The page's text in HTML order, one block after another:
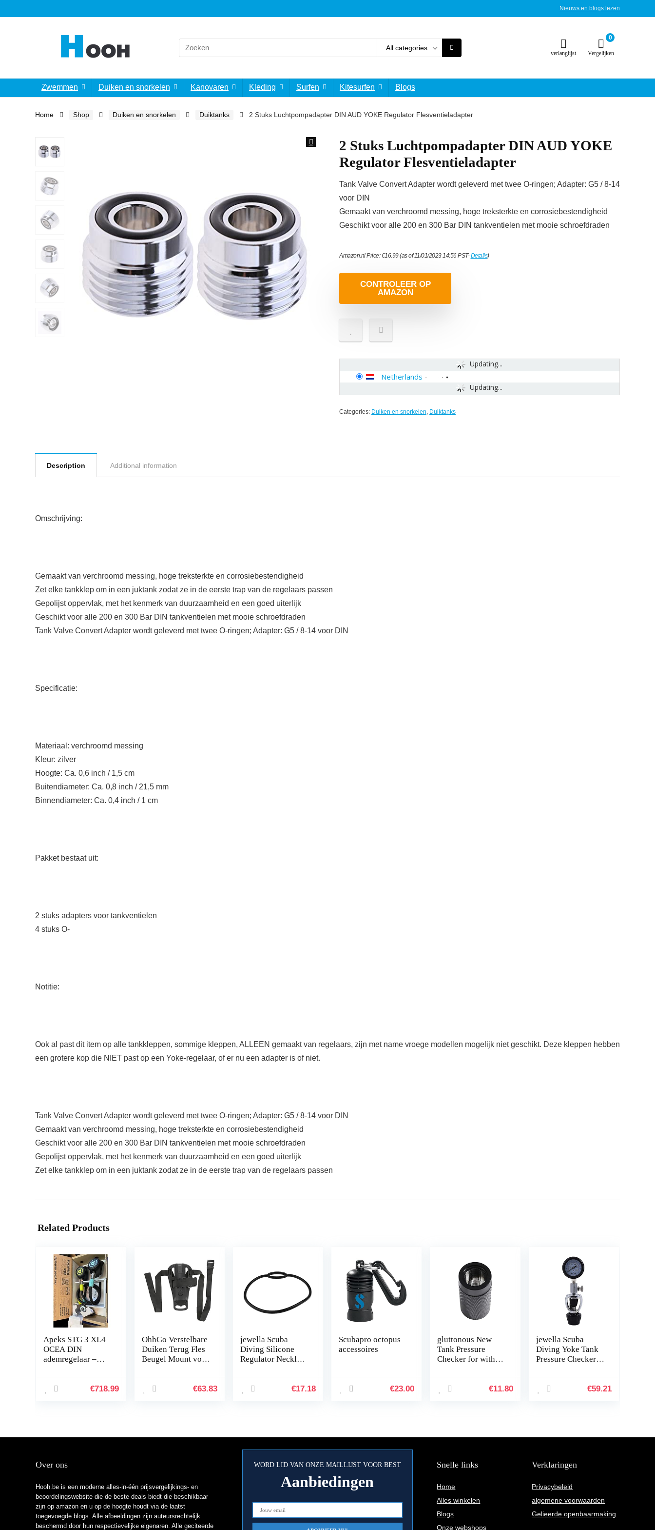
Nieuws en blogs lezen
Search
for:
All categories
verlanglijst
0
Vergelijken
Zwemmen Duiken en snorkelen Kanovaren Kleding Surfen Kitesurfen Blogs
Home Shop Duiken en snorkelen Duiktanks 2 Stuks Luchtpompadapter DIN AUD YOKE Regulator Flesventieladapter
2 Stuks Luchtpompadapter DIN AUD YOKE
Regulator Flesventieladapter
Tank Valve Convert Adapter wordt geleverd met twee O-ringen; Adapter: G5 / 8-14
voor DIN
Gemaakt van verchroomd messing, hoge treksterkte en corrosiebestendigheid
Geschikt voor alle 200 en 300 Bar DIN tankventielen met mooie schroefdraden
Amazon.nl Price:€16.99(as of 11/01/2023 14:56 PST-Details)
CONTROLEER OP
AMAZON
Updating...
Updating...
Netherlands -
Categories: Duiken en snorkelen, Duiktanks
Description Additional information
Omschrijving:
Gemaakt van verchroomd messing, hoge treksterkte en corrosiebestendigheid
Zet elke tankklep om in een juktank zodat ze in de eerste trap van de regelaars passen
Gepolijst oppervlak, met het kenmerk van duurzaamheid en een goed uiterlijk
Geschikt voor alle 200 en 300 Bar DIN tankventielen met mooie schroefdraden
Tank Valve Convert Adapter wordt geleverd met twee O-ringen; Adapter: G5 / 8-14 voor DIN
Specificatie:
Materiaal: verchroomd messing
Kleur: zilver
Hoogte: Ca. 0,6 inch / 1,5 cm
Buitendiameter: Ca. 0,8 inch / 21,5 mm
Binnendiameter: Ca. 0,4 inch / 1 cm
Pakket bestaat uit:
2 stuks adapters voor tankventielen
4 stuks O-
Notitie:
Ook al past dit item op alle tankkleppen, sommige kleppen, ALLEEN gemaakt van regelaars, zijn met name vroege modellen mogelijk niet geschikt. Deze kleppen hebben
een grotere kop die NIET past op een Yoke-regelaar, of er nu een adapter is of niet.
Tank Valve Convert Adapter wordt geleverd met twee O-ringen; Adapter: G5 / 8-14 voor DIN
Gemaakt van verchroomd messing, hoge treksterkte en corrosiebestendigheid
Geschikt voor alle 200 en 300 Bar DIN tankventielen met mooie schroefdraden
Gepolijst oppervlak, met het kenmerk van duurzaamheid en een goed uiterlijk
Zet elke tankklep om in een juktank zodat ze in de eerste trap van de regelaars passen
Related Products
Apeks STG 3 XL4
OCEA DIN
ademregelaar –
€718.99
OhhGo Verstelbare
Duiken Terug Fles
Beugel Mount voor
Beugel à dos de
€63.83
jewella Scuba
Diving Silicone
Regulator Necklace
Regulator Necklace
€17.18
Scubapro octopus
accessoires
€23.00
gluttonous New
Tank Pressure
Checker for with
Test,B
€11.80
jewella Scuba
Diving Yoke Tank
Pressure Checker
Accessories
€59.21
Over ons
Hooh.be is een moderne alles-in-één prijsvergelijkings- en
beoordelingswebsite die de beste deals biedt die beschikbaar
zijn op amazon en u op de hoogte houdt via de laatst
toegevoegde blogs. Alle afbeeldingen zijn auteursrechtelijk
beschermd door hun respectievelijke eigenaren. Alle geciteerde
WORD LID VAN ONZE MAILLIJST VOOR BEST
Aanbiedingen
Snelle links
Home
Alles winkelen
Blogs
Onze webshops
Verklaringen
Privacybeleid
algemene voorwaarden
Gelieerde openbaarmaking